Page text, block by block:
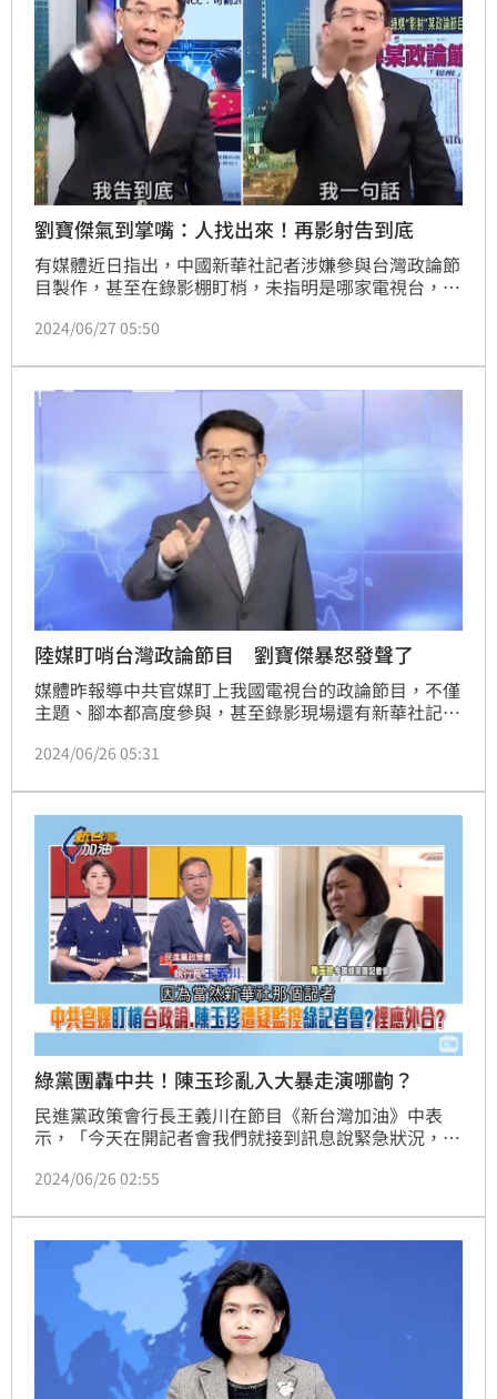
劉寶傑氣到掌嘴：人找出來！再影射告到底
有媒體近日指出，中國新華社記者涉嫌參與台灣政論節
目製作，甚至在錄影棚盯梢，未指明是哪家電視台，立
炸，甚至一度氣到自掌嘴巴數下，直言「今天你敢放
到底。
2024/06/27 05:50
陸媒盯哨台灣政論節目 劉寶傑暴怒發聲了
媒體昨報導中共官媒盯上我國電視台的政論節目，不僅
主題、腳本都高度參與，甚至錄影現場還有新華社記者
深媒體人劉寶傑發聲砲轟了。蔡維歆
2024/06/26 05:31
綠黨團轟中共！陳玉珍亂入大暴走演哪齣？
民進黨政策會行長王義川在節目《新台灣加油》中表
示，「今天在開記者會我們就接到訊息說緊急狀況，陳
麼，她其實在外面待了幾分鐘，整個身體就靠在門上在
她還問那個媒體說為什麼莊瑞雄的臉那麼紅。」
2024/06/26 02:55